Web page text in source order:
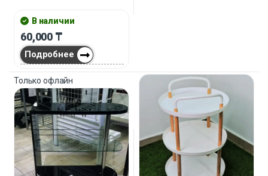
В наличии
60,000 ₸
Подробнее
Только офлайн